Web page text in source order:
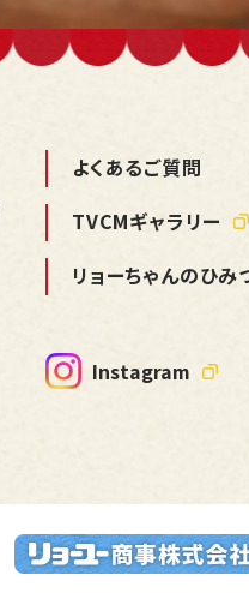
よくあるご質問
TVCMギャラリー
リョーちゃんのひみ
Instagram